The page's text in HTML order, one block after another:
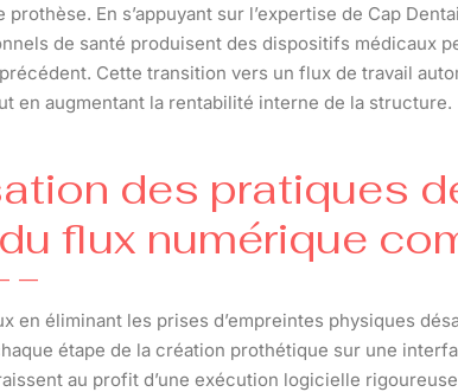
En s’appuyant sur l’expertise de Cap
de santé produisent des dispositifs médicaux
Cette transition vers un flux de travail
en augmentant la rentabilité interne de la structure.
des pratiques
flux numérique
en éliminant les prises d’empreintes physiques
étape de la création prothétique sur une
au profit d’une exécution logicielle